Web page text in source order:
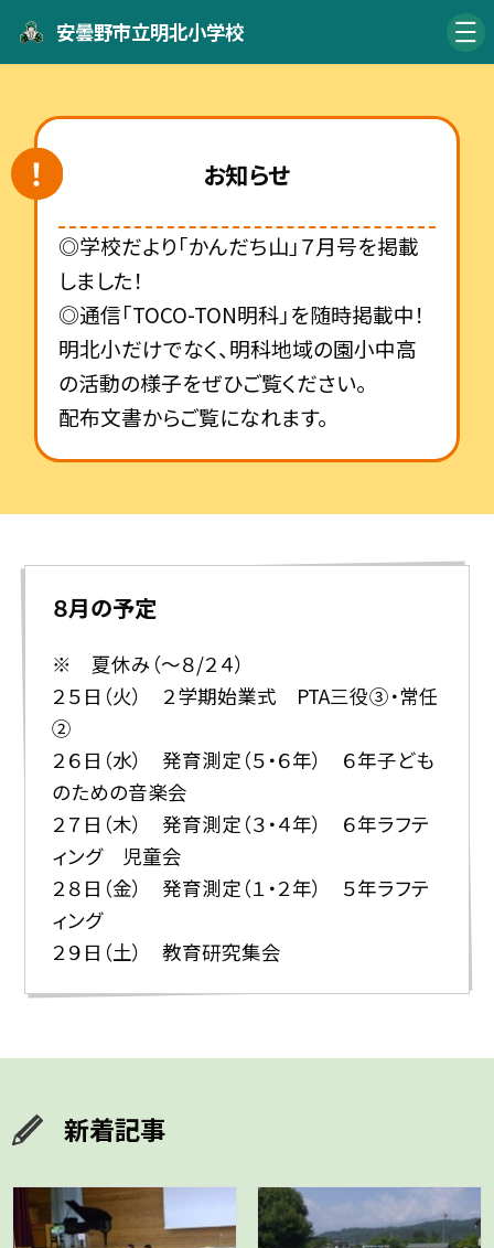
安曇野市立明北小学校
お知らせ
◎学校だより「かんだち山」７月号を掲載
しました！
◎通信「TOCO-TON明科」を随時掲載中！
明北小だけでなく、明科地域の園小中高
の活動の様子をぜひご覧ください。
配布文書からご覧になれます。
８月の予定
※ 夏休み（～８/２４）
２５日（火） ２学期始業式 PTA三役③・常任
②
２６日（水） 発育測定（５・６年） ６年子ども
のための音楽会
２７日（木） 発育測定（３・４年） ６年ラフテ
ィング 児童会
２８日（金） 発育測定（１・２年） ５年ラフテ
ィング
２９日（土） 教育研究集会
新着記事